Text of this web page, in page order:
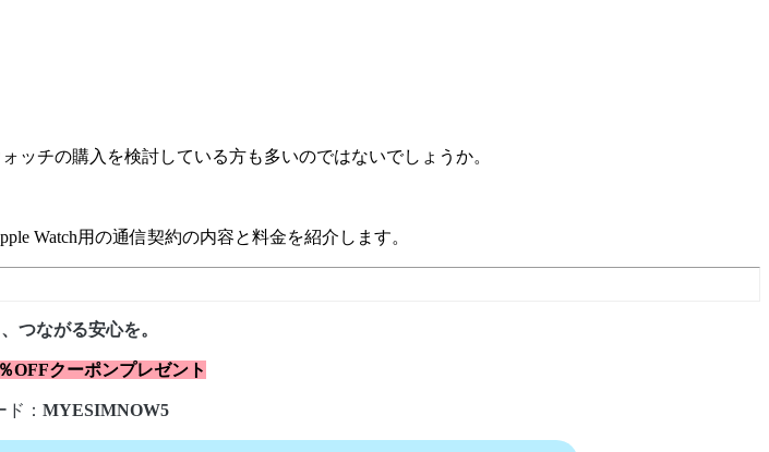
ッチの購入を検討している方も多いのではないでしょうか。
Watch用の通信契約の内容と料金を紹介します。
つながる安心を。
OFFクーポンプレゼント
： MYESIMNOW5